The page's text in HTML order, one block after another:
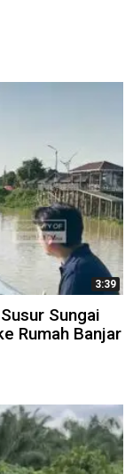
3:39
Sungai
Rumah Banjar